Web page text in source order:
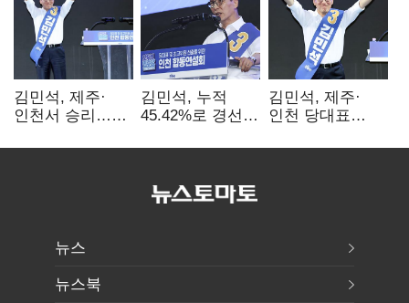
김민석, 제주·
인천서 승리…
탈환'(종합)
김민석, 누적
45.42%로 경선
격차
김민석, 제주·
인천 당대표
뉴스
뉴스북